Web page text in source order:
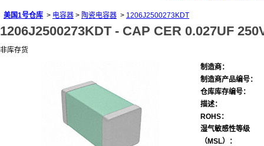
美国1号仓库 > 电容器 > 陶瓷电容器 > 1206J2500273KDT
1206J2500273KDT - CAP CER 0.027UF
非库存货
制造商：
制造商产品编号：
仓库库存编号：
描述：
ROHS：
湿气敏感性等级
（MSL）：